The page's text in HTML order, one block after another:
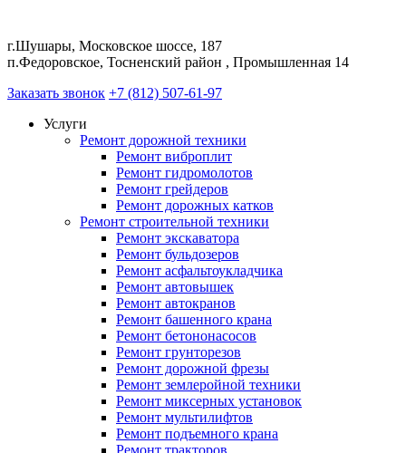
г.Шушары, Московское шоссе, 187
п.Федоровское, Тосненский район , Промышленная 14
Заказать звонок +7 (812) 507-61-97
Услуги
Ремонт дорожной техники
Ремонт виброплит
Ремонт гидромолотов
Ремонт грейдеров
Ремонт дорожных катков
Ремонт строительной техники
Ремонт экскаватора
Ремонт бульдозеров
Ремонт асфальтоукладчика
Ремонт автовышек
Ремонт автокранов
Ремонт башенного крана
Ремонт бетононасосов
Ремонт грунторезов
Ремонт дорожной фрезы
Ремонт землеройной техники
Ремонт миксерных установок
Ремонт мультилифтов
Ремонт подъемного крана
Ремонт тракторов